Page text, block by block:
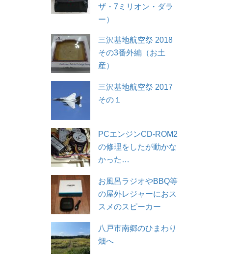
ザ・7ミリオン・ダラ
ー）
三沢基地航空祭 2018
その3番外編（お土
産）
三沢基地航空祭 2017
その１
PCエンジンCD-ROM2
の修理をしたが動かな
かった…
お風呂ラジオやBBQ等
の屋外レジャーにおス
スメのスピーカー
八戸市南郷のひまわり
畑へ